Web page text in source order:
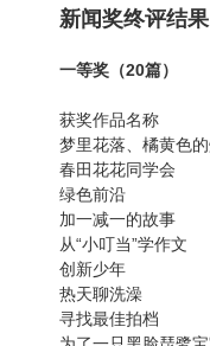
新闻奖终评结果
一等奖（20篇）
获奖作品
梦里花落、
春田花花
绿色前
加一减一
从“小叮当
创新少年
热天聊
寻找最佳